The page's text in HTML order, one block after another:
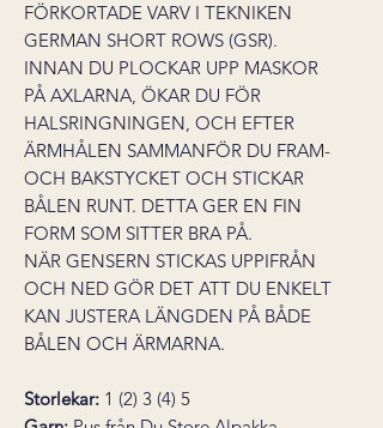
FÖRKORTADE VARV I TEKNIKEN
GERMAN SHORT ROWS (GSR).
INNAN DU PLOCKAR UPP MASKOR
PÅ AXLARNA, ÖKAR DU FÖR
HALSRINGNINGEN, OCH EFTER
ÄRMHÅLEN SAMMANFÖR DU FRAM-
OCH BAKSTYCKET OCH STICKAR
BÅLEN RUNT. DETTA GER EN FIN
FORM SOM SITTER BRA PÅ.
NÄR GENSERN STICKAS UPPIFRÅN
OCH NED GÖR DET ATT DU ENKELT
KAN JUSTERA LÄNGDEN PÅ BÅDE
BÅLEN OCH ÄRMARNA.
Storlekar: 1 (2) 3 (4) 5